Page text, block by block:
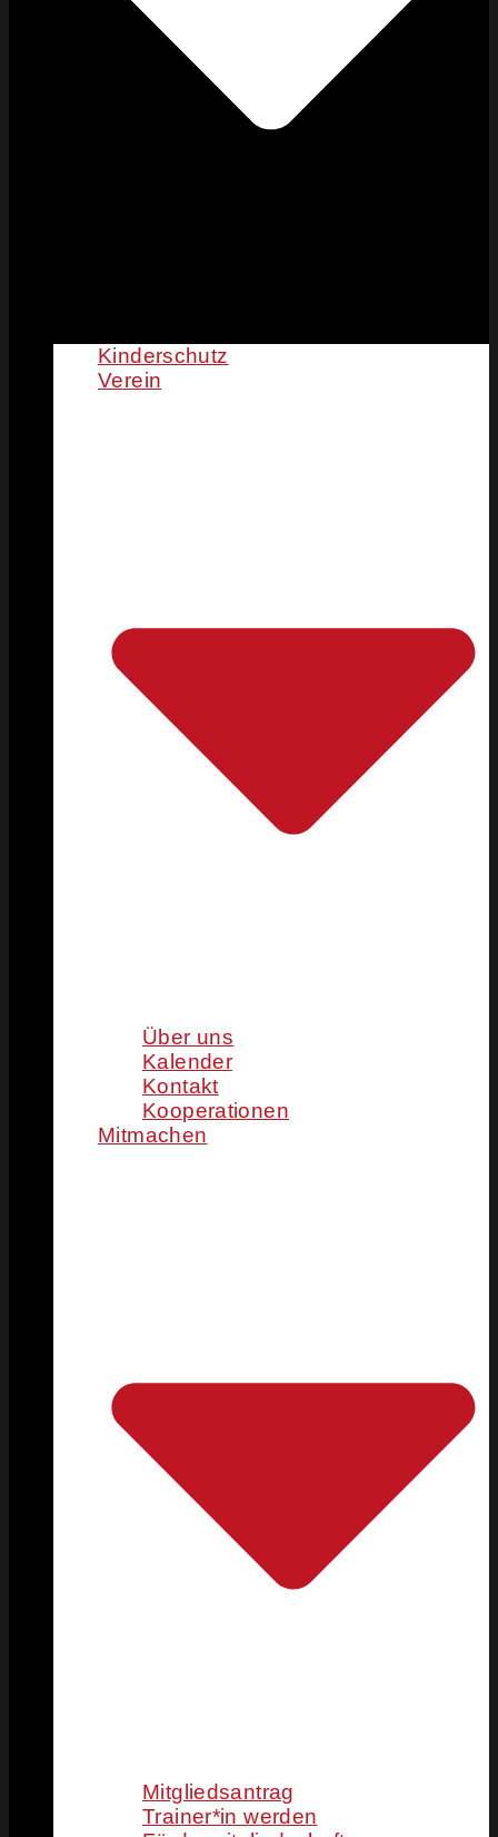
Kinderschutz
Verein
Über uns
Kalender
Kontakt
Kooperationen
Mitmachen
Mitgliedsantrag
Trainer*in werden